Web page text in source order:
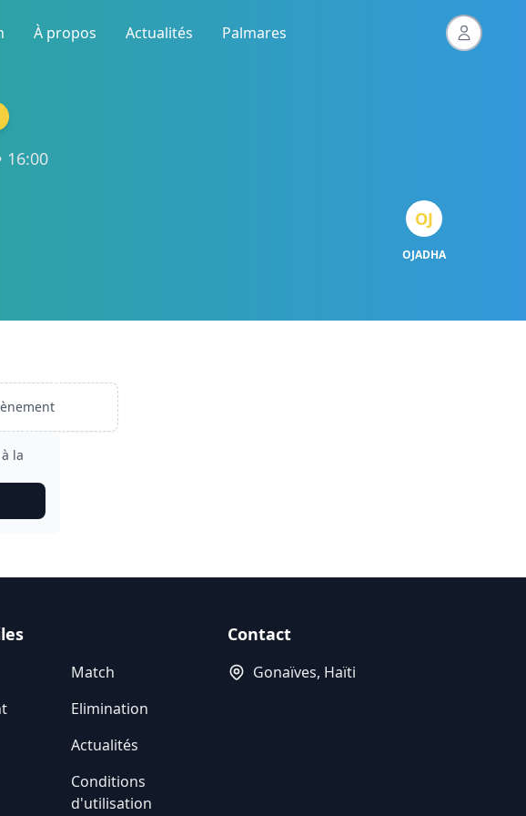
À propos Actualités Palmares
16:00
OJ
OJADHA
la
Match
Elimination
Actualités
Conditions
d'utilisation
Contact
Gonaïves, Haïti